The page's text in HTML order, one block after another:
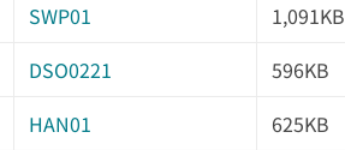
SWP01
1,091KB
DSO0221
596KB
HAN01
625KB